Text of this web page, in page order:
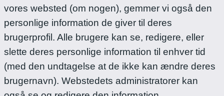
vores websted (om nogen), gemmer vi også den
personlige information de giver til deres
brugerprofil. Alle brugere kan se, redigere, eller
slette deres personlige information til enhver tid
(med den undtagelse at de ikke kan ændre deres
brugernavn). Webstedets administratorer kan